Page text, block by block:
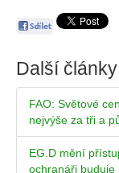
Další
FAO: Světové
nejvýše za tři a
EG.D mění
ochranáři buduje